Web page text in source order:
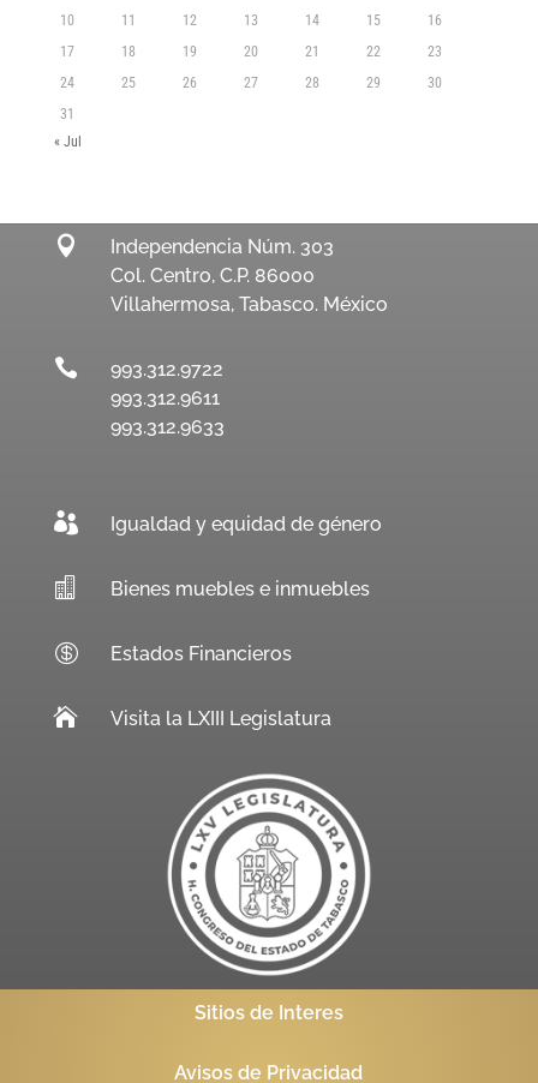
10
11 12 13 14 15
16
17
18 19 20 21 22
23
24
25 26 27 28 29
30
31
« Jul

Independencia Núm. 303
Col. Centro, C.P. 86000
Villahermosa, Tabasco. México

993.312.9722
993.312.9611
993.312.9633
 Igualdad y equidad de género
 Bienes muebles e inmuebles
 Estados Financieros
 Visita la LXIII Legislatura
Sitios de Interes
Avisos de Privacidad